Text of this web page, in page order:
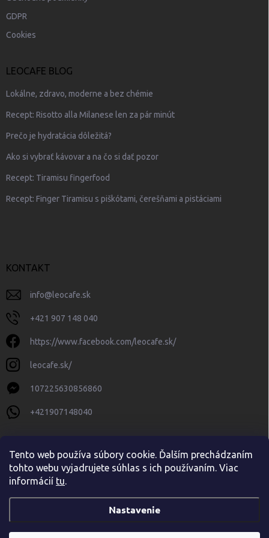
Tento web používa súbory cookie. Ďalším prechádzaním
tohto webu vyjadrujete súhlas s ich používaním. Viac
informácií tu.
Nastavenie
GDPR
Cookies
LEOCAFE BLOG
Lokálne, zdravo, moderne a bez chémie
Recept: Risotto alla Milanese len za pár minút
Prečo je hydratácia dôležitá?
Ako si vybrať kávovar a na čo si dať pozor
Recept: Tiramisu fingerfood
Recept: Finger Tiramisu s piškótami, čerešňami a pistáciami
KONTAKT
info@leocafe.sk
+421 907 148 040
https://www.facebook.com/leocafe.sk/
leocafe.sk/
107225630856860
+421907148040
Copyright 2026leocafe.sk. Všetky práva vyhradené.Upraviť nastavenie